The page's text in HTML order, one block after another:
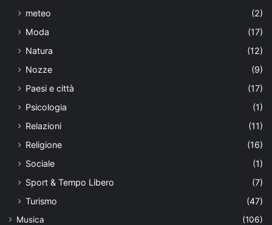
meteo
(2)
Moda
(17)
Natura
(12)
Nozze
(9)
Paesi e città
(17)
Psicologia
(1)
Relazioni
(11)
Religione
(16)
Sociale
(1)
Sport & Tempo Libero
(7)
Turismo
(47)
Musica (106)